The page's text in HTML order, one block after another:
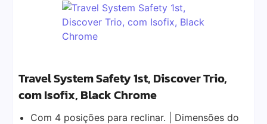
Travel System Safety 1st, Discover Trio,
com Isofix, Black Chrome
Com 4 posições para reclinar. | Dimensões do